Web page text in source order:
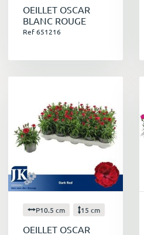
OEILLET OSCAR
BLANC ROUGE
Ref 651216
P10.5 cm 15 cm
OEILLET OSCAR